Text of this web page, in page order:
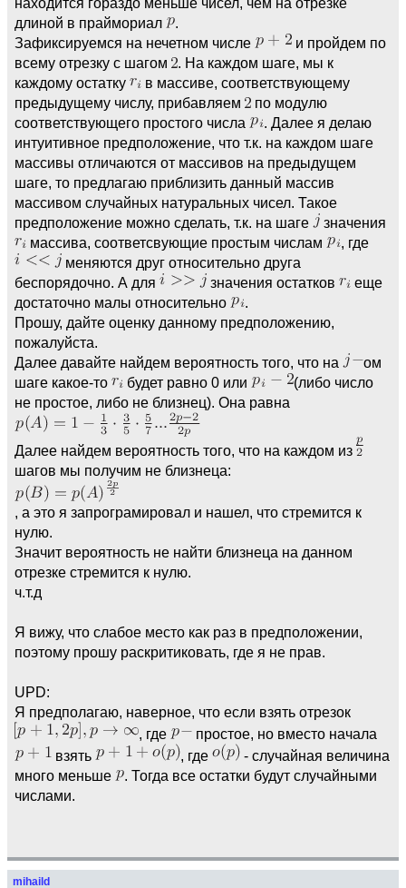
длиной в праймориал
.
Зафиксируемся на нечетном числе
и пройдем по
всему отрезку с шагом
. На каждом шаге, мы к
каждому остатку
в массиве, соответствующему
предыдущему числу, прибавляем
по модулю
соответствующего простого числа
. Далее я делаю
интуитивное предположение, что т.к. на каждом шаге
массивы отличаются от массивов на предыдущем
шаге, то предлагаю приблизить данный массив
массивом случайных натуральных чисел. Такое
предположение можно сделать, т.к. на шаге
значения
массива, соответсвующие простым числам
, где
меняются друг относительно друга
беспорядочно. А для
значения остатков
еще
достаточно малы относительно
.
Прошу, дайте оценку данному предположению,
пожалуйста.
Далее давайте найдем вероятность того, что на
ом
шаге какое-то
будет равно 0 или
(либо число
не простое, либо не близнец). Она равна
Далее найдем вероятность того, что на каждом из
шагов мы получим не близнеца:
, а это я запрограмировал и нашел, что стремится к
нулю.
Значит вероятность не найти близнеца на данном
отрезке стремится к нулю.
ч.т.д
Я вижу, что слабое место как раз в предположении,
поэтому прошу раскритиковать, где я не прав.
UPD:
Я предполагаю, наверное, что если взять отрезок
, где
простое, но вместо начала
взять
, где
- случайная величина
много меньше
. Тогда все остатки будут случайными
числами.
mihaild